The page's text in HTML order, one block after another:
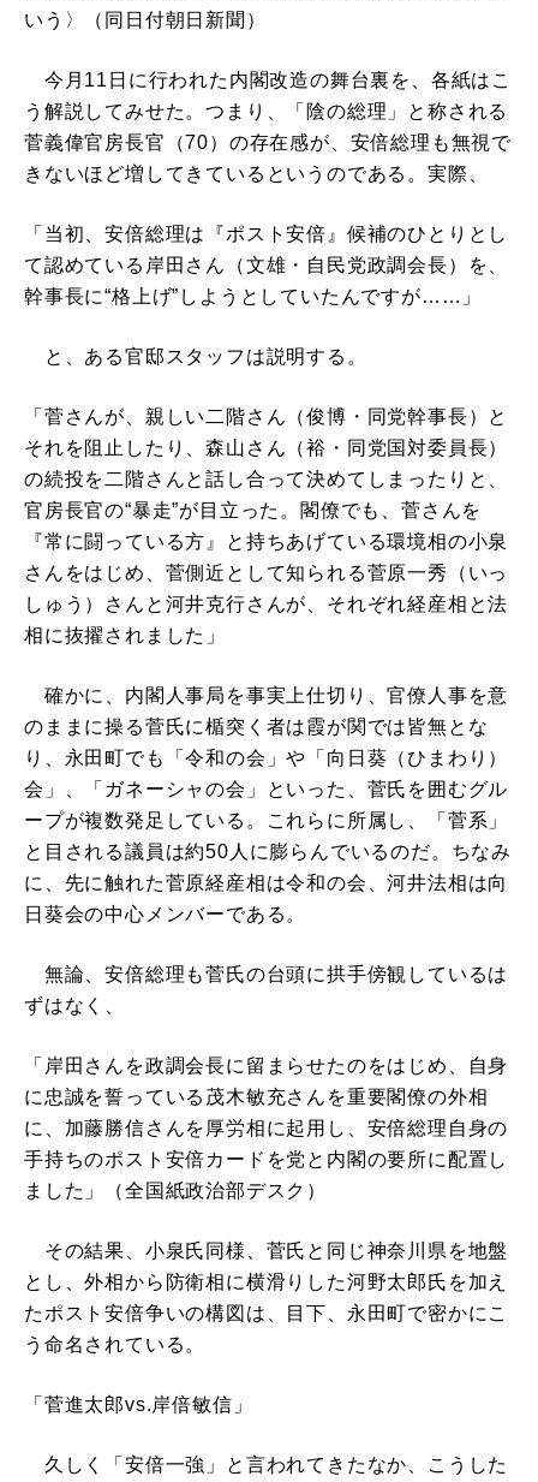
いう〉（同日付朝日新聞）
今月11日に行われた内閣改造の舞台裏を、各紙はこ
う解説してみせた。つまり、「陰の総理」と称される
菅義偉官房長官（70）の存在感が、安倍総理も無視で
きないほど増してきているというのである。実際、
「当初、安倍総理は『ポスト安倍』候補のひとりとし
て認めている岸田さん（文雄・自民党政調会長）を、
幹事長に“格上げ”しようとしていたんですが……」
と、ある官邸スタッフは説明する。
「菅さんが、親しい二階さん（俊博・同党幹事長）と
それを阻止したり、森山さん（裕・同党国対委員長）
の続投を二階さんと話し合って決めてしまったりと、
官房長官の“暴走”が目立った。閣僚でも、菅さんを
『常に闘っている方』と持ちあげている環境相の小泉
さんをはじめ、菅側近として知られる菅原一秀（いっ
しゅう）さんと河井克行さんが、それぞれ経産相と法
相に抜擢されました」
確かに、内閣人事局を事実上仕切り、官僚人事を意
のままに操る菅氏に楯突く者は霞が関では皆無とな
り、永田町でも「令和の会」や「向日葵（ひまわり）
会」、「ガネーシャの会」といった、菅氏を囲むグル
ープが複数発足している。これらに所属し、「菅系」
と目される議員は約50人に膨らんでいるのだ。ちなみ
に、先に触れた菅原経産相は令和の会、河井法相は向
日葵会の中心メンバーである。
無論、安倍総理も菅氏の台頭に拱手傍観しているは
ずはなく、
「岸田さんを政調会長に留まらせたのをはじめ、自身
に忠誠を誓っている茂木敏充さんを重要閣僚の外相
に、加藤勝信さんを厚労相に起用し、安倍総理自身の
手持ちのポスト安倍カードを党と内閣の要所に配置し
ました」（全国紙政治部デスク）
その結果、小泉氏同様、菅氏と同じ神奈川県を地盤
とし、外相から防衛相に横滑りした河野太郎氏を加え
たポスト安倍争いの構図は、目下、永田町で密かにこ
う命名されている。
「菅進太郎vs.岸倍敏信」
久しく「安倍一強」と言われてきたなか、こうした